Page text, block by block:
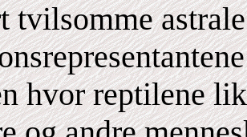
tvilsomme
hvor reptilene